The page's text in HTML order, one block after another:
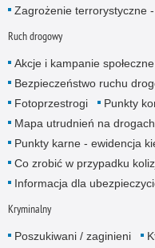
Zagrożenie terrorystyczne
Ruch drogowy
Akcje i kampanie społeczne
Bezpieczeństwo ruchu
Fotoprzestrogi
Punkty
Mapa utrudnień na
Punkty karne - ewidencja
Co zrobić w przypadku
Informacja dla
Kryminalny
Poszukiwani / zaginieni